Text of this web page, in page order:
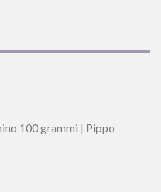
100 grammi | Pippo